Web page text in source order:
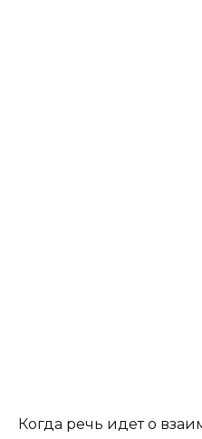
Когда речь идет о